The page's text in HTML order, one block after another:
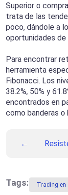
Superior o
trata de las
poco, dándole a
oportunidades de
Para encontrar
herramienta
Fibonacci. Los
38.2%, 50% y
encontrados en
como banderas o
Tags: Trading en